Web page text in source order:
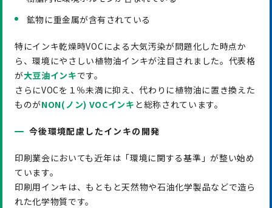
鉱物に重金属が含有されている
特にインキ乾燥時VOCによる大気汚染が問題化した時点か
ら、環境にやさしい植物油インキが注目されました。代表格
が大豆油インキです。
さらにVOCを１％未満に抑え、代わりに植物油に置き換えた
ものがNON(ノン) VOCインキ と総称されています。
今後環境配慮したインキの開発
印刷業会においても近年は「環境に関する基準」が整い始め
ています。
印刷用インキは、もともと天然物や石油化学製品などで造ら
れた化学物質です。